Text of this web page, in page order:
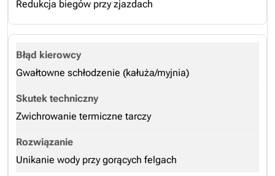
Redukcja biegów przy zjazdach
Gwałtowne schłodzenie (kałuża/myjnia)
Zwichrowanie termiczne tarczy
Unikanie wody przy gorących felgach